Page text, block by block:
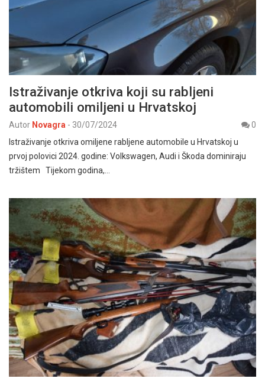
Istraživanje otkriva koji su rabljeni
automobili omiljeni u Hrvatskoj
Autor Novagra - 30/07/2024
0
Istraživanje otkriva omiljene rabljene automobile u Hrvatskoj u
prvoj polovici 2024. godine: Volkswagen, Audi i Škoda dominiraju
tržištem Tijekom godina,…